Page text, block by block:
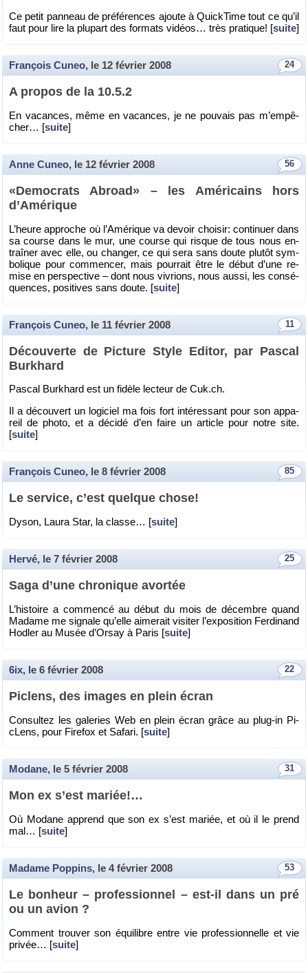
Ce petit pan­neau de pré­fé­rences ajoute à Quick­Time tout ce qu’il
faut pour lire la plu­part des for­mats vi­déos… très pra­tique! [suite]
24
François Cuneo, le 12 février 2008
A pro­pos de la 10.5.2
En va­cances, même en va­cances, je ne pou­vais pas m’em­pê­
cher… [suite]
56
Anne Cuneo, le 12 février 2008
«De­mo­crats Abroad» – les Amé­ri­cains hors
d’Amé­rique
L’heure ap­proche où l’Amé­rique va de­voir choi­sir: conti­nuer dans
sa course dans le mur, une course qui risque de tous nous en­
traî­ner avec elle, ou chan­ger, ce qui sera sans doute plu­tôt sym­
bo­lique pour com­men­cer, mais pour­rait être le début d’une re­
mise en pers­pec­tive – dont nous vi­vrions, nous aussi, les consé­
quences, po­si­tives sans doute. [suite]
11
François Cuneo, le 11 février 2008
Dé­cou­verte de Pic­ture Style Edi­tor, par Pas­cal
Bur­khard
Pas­cal Bur­khard est un fi­dèle lec­teur de Cuk.​ch.
Il a dé­cou­vert un lo­gi­ciel ma fois fort in­té­res­sant pour son ap­pa­
reil de photo, et a dé­cidé d’en faire un ar­ticle pour notre site.
[suite]
85
François Cuneo, le 8 février 2008
Le ser­vice, c’est quelque chose!
Dyson, Laura Star, la classe… [suite]
25
Hervé, le 7 février 2008
Saga d’une chro­nique avor­tée
L’his­toire a com­mencé au début du mois de dé­cembre quand
Ma­dame me si­gnale qu’elle ai­me­rait vi­si­ter l’ex­po­si­tion Fer­di­nand
Ho­dler au Musée d’Or­say à Paris [suite]
22
6ix, le 6 février 2008
Pi­clens, des images en plein écran
Consul­tez les ga­le­ries Web en plein écran grâce au plug-in Pi­
cLens, pour Fi­re­fox et Sa­fari. [suite]
31
Modane, le 5 février 2008
Mon ex s’est ma­riée!…
Où Mo­dane ap­prend que son ex s’est ma­riée, et où il le prend
mal… [suite]
53
Madame Poppins, le 4 février 2008
Le bon­heur – pro­fes­sion­nel – est-il dans un pré
ou un avion ?
Com­ment trou­ver son équi­libre entre vie pro­fes­sion­nelle et vie
pri­vée… [suite]